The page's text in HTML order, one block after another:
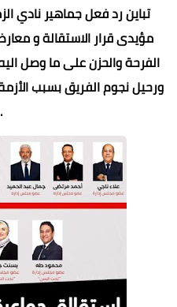
تباين رد فعل جماهير نادي
مؤيدى قرار الاستقالة و
الفرحة والحزن على ما وصل
ورحيل نجوم الفريق بسبب
.